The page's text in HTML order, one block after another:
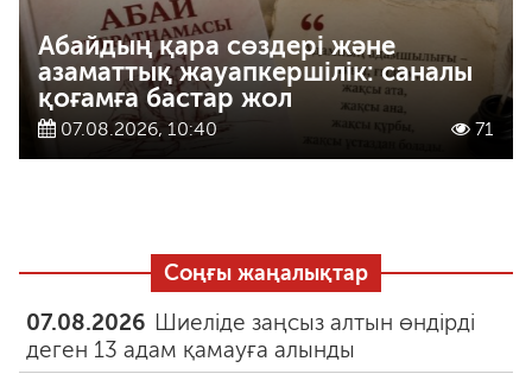
Абайдың қара сөздері және
азаматтық жауапкершілік: саналы
қоғамға бастар жол
07.08.2026, 10:40 71
Соңғы жаңалықтар
07.08.2026 Шиеліде заңсыз алтын өндірді
деген 13 адам қамауға алынды